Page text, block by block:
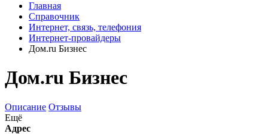
Главная
Справочник
Интернет, связь, телефония
Интернет-провайдеры
Дом.ru Бизнес
Дом.ru Бизнес
Описание Отзывы
Ещё
Адрес